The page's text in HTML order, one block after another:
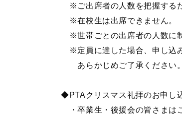
※ご出席者の人数を把握する
※在校生は出席できません。
※世帯ごとの出席者の人数に
※定員に達した場合、申し込
あらかじめご了承ください。
◆PTAクリスマス礼拝のお申し
・卒業生・後援会の皆さまは